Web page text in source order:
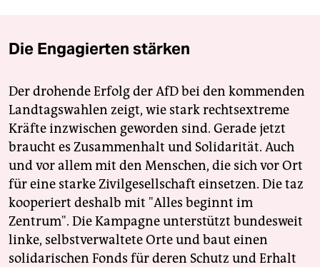
Die Engagierten stärken
Der drohende Erfolg der AfD bei den kommenden
Landtagswahlen zeigt, wie stark rechtsextreme
Kräfte inzwischen geworden sind. Gerade jetzt
braucht es Zusammenhalt und Solidarität. Auch
und vor allem mit den Menschen, die sich vor Ort
für eine starke Zivilgesellschaft einsetzen. Die taz
kooperiert deshalb mit "Alles beginnt im
Zentrum". Die Kampagne unterstützt bundesweit
linke, selbstverwaltete Orte und baut einen
solidarischen Fonds für deren Schutz und Erhalt